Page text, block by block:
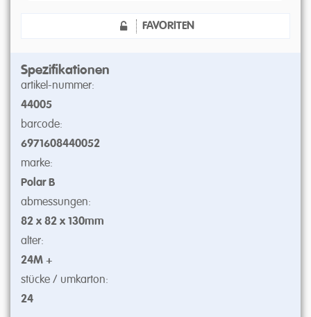
FAVORITEN
Spezifikationen
artikel-nummer:
44005
barcode:
6971608440052
marke:
Polar B
abmessungen:
82 x 82 x 130mm
alter:
24M +
stücke / umkarton:
24